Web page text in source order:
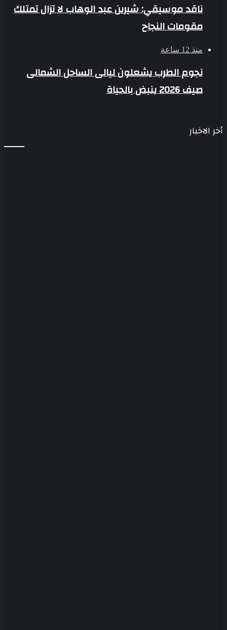
ناقد موسيقي: شيرين عبد الوهاب لا تزال تمتلك
مقومات النجاح
منذ 12 ساعة
نجوم الطرب يشعلون ليالى الساحل الشمالى
صيف 2026 ينبض بالحياة
أخر الاخبار